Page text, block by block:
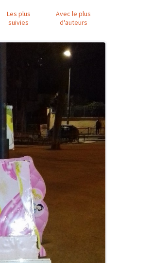
Les plus
suivies
Avec le plus
d'auteurs